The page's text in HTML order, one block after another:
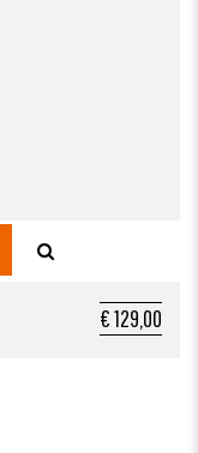
€ 129,00